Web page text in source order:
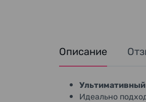
Описание
Идеально